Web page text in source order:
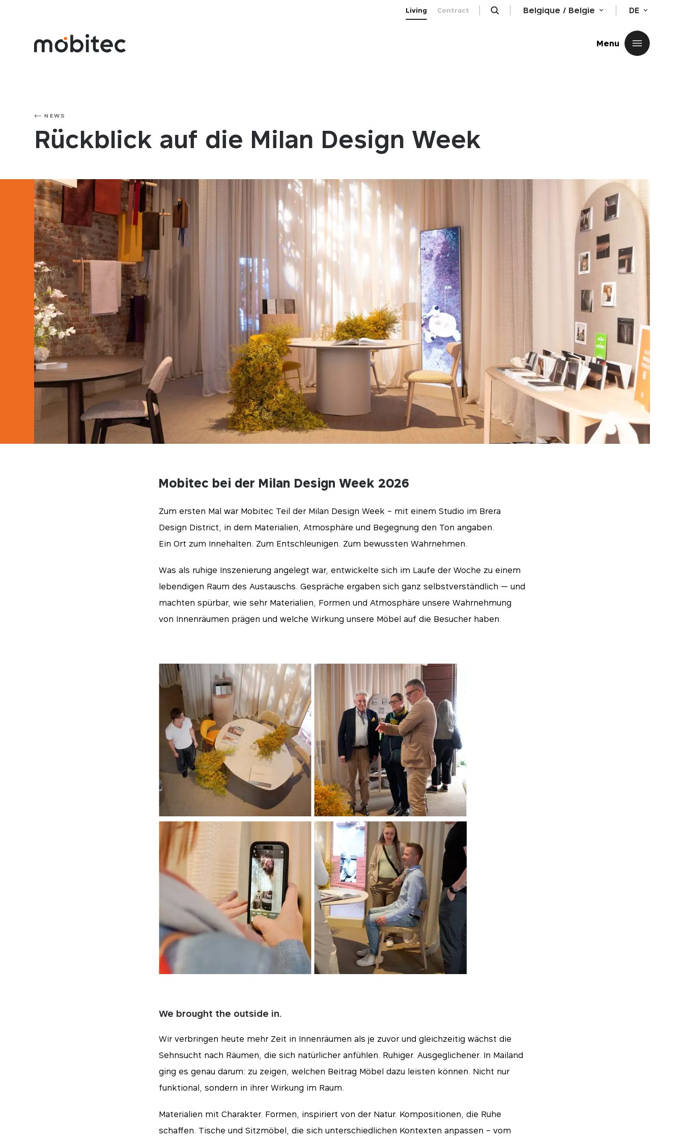
Living Contract Belgique / Belgie DE
Menu
NEWS
Rückblick auf die Milan Design Week
Mobitec bei der Milan Design Week 2026
Zum ersten Mal war Mobitec Teil der Milan Design Week – mit einem Studio im Brera
Design District, in dem Materialien, Atmosphäre und Begegnung den Ton angaben.
Ein Ort zum Innehalten. Zum Entschleunigen. Zum bewussten Wahrnehmen.
Was als ruhige Inszenierung angelegt war, entwickelte sich im Laufe der Woche zu einem
lebendigen Raum des Austauschs. Gespräche ergaben sich ganz selbstverständlich — und
machten spürbar, wie sehr Materialien, Formen und Atmosphäre unsere Wahrnehmung
von Innenräumen prägen und welche Wirkung unsere Möbel auf die Besucher haben.
We brought the outside in.
Wir verbringen heute mehr Zeit in Innenräumen als je zuvor und gleichzeitig wächst die
Sehnsucht nach Räumen, die sich natürlicher anfühlen. Ruhiger. Ausgeglichener. In Mailand
ging es genau darum: zu zeigen, welchen Beitrag Möbel dazu leisten können. Nicht nur
funktional, sondern in ihrer Wirkung im Raum.
Materialien mit Charakter. Formen, inspiriert von der Natur. Kompositionen, die Ruhe
schaffen. Tische und Sitzmöbel, die sich unterschiedlichen Kontexten anpassen – vom
Essentials Essentials
Diese Cookies sind für das Funktionieren der Website unerlässlich und können in unseren Systemen nicht deaktiviert